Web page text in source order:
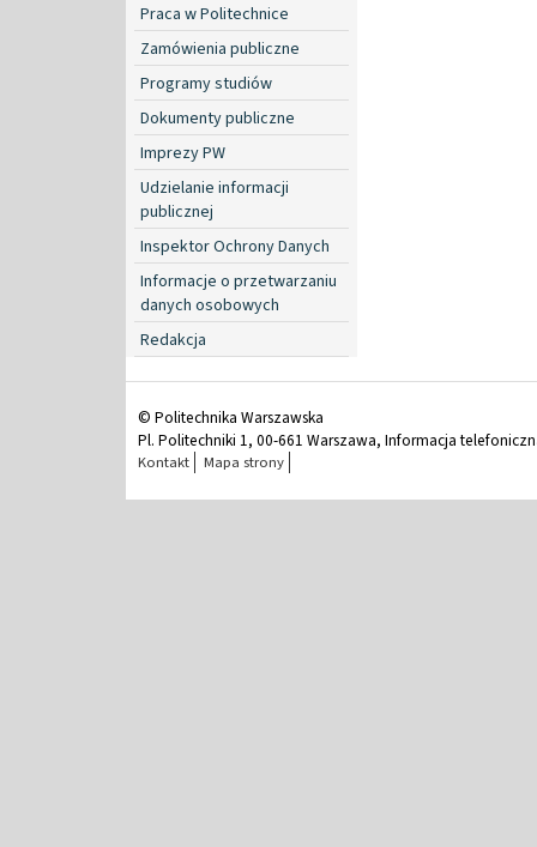
Praca w Politechnice
Zamówienia publiczne
Programy studiów
Dokumenty publiczne
Imprezy PW
Udzielanie informacji
publicznej
Inspektor Ochrony Danych
Informacje o przetwarzaniu
danych osobowych
Redakcja
© Politechnika Warszawska
Pl. Politechniki 1, 00-661 Warszawa, Informacja
Kontakt Mapa strony